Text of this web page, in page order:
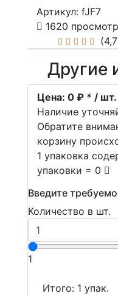
Артикул: fJF7
1620
Другие
Цена: 0 ₽ * / шт.
Наличие
Обратите
корзину
1 упаковка
упаковки = 0
Введите
Количество в шт.
1
Итого: 1 упак.